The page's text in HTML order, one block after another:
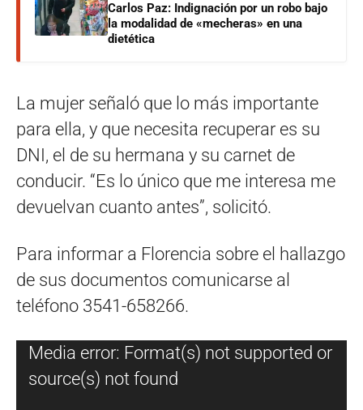
Carlos Paz: Indignación por un robo bajo
la modalidad de «mecheras» en una
dietética
La mujer señaló que lo más importante
para ella, y que necesita recuperar es su
DNI, el de su hermana y su carnet de
conducir. “Es lo único que me interesa me
devuelvan cuanto antes”, solicitó.
Para informar a Florencia sobre el hallazgo
de sus documentos comunicarse al
teléfono 3541-658266.
Reproductor
de
Media error: Format(s) not supported or
source(s) not found